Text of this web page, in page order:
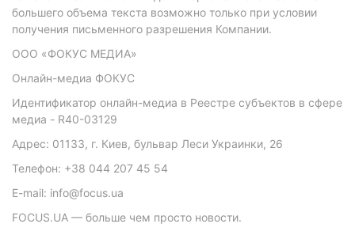
большего объема текста возможно только при условии
получения письменного разрешения Компании.
ООО «ФОКУС МЕДИА»
Онлайн-медиа ФОКУС
Идентификатор онлайн-медиа в Реестре субъектов в сфере
медиа - R40-03129
Адрес: 01133, г. Киев, бульвар Леси Украинки, 26
Телефон: +38 044 207 45 54
E-mail: info@focus.ua
FOCUS.UA — больше чем просто новости.